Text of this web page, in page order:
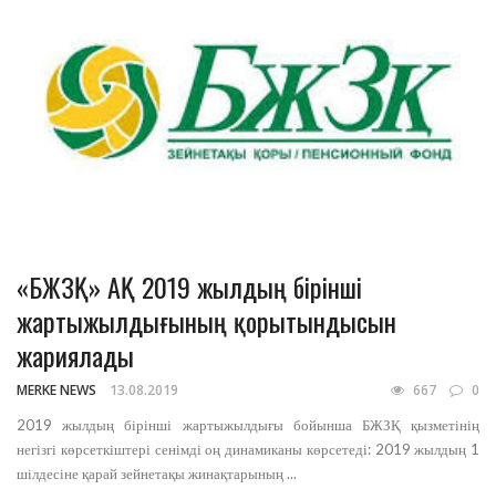
«БЖЗҚ» АҚ 2019 жылдың бірінші
жартыжылдығының қорытындысын
жариялады
MERKE NEWS 13.08.2019 667 0
2019 жылдың бірінші жартыжылдығы бойынша БЖЗҚ қызметінің
негізгі көрсеткіштері сенімді оң динамиканы көрсетеді: 2019 жылдың 1
шілдесіне қарай зейнетақы жинақтарының ...